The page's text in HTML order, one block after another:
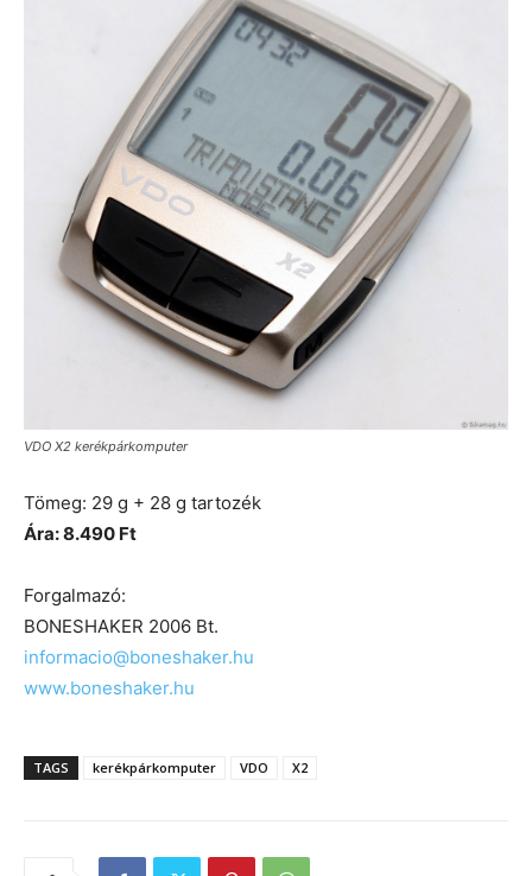
VDO X2 kerékpárkomputer
Tömeg: 29 g + 28 g tartozék
Ára: 8.490 Ft
Forgalmazó:
BONESHAKER 2006 Bt.
informacio@boneshaker.hu
www.boneshaker.hu
TAGS kerékpárkomputer VDO X2